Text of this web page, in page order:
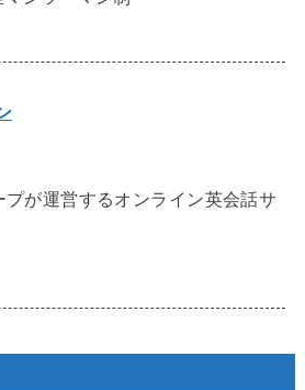
が運営するオンライン英会話サ